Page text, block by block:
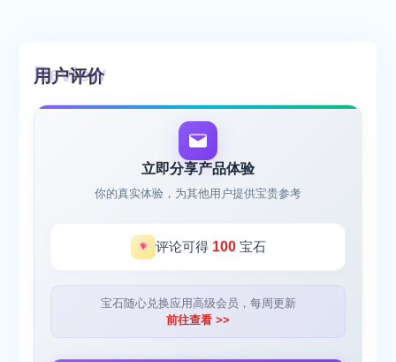
用户评价
立即分享产品体验
你的真实体验，为其他用户提供宝贵参考
评论可得 100宝石
宝石随心兑换应用高级会员，每周更新
前往查看 >>